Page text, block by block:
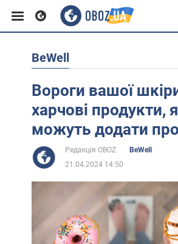
Європа
США
Африка
Життя
BeWell
Вороги вашої
харчові продукти,
можуть додати
Редакція OBOZ
BeWell
21.04.2024 14:50